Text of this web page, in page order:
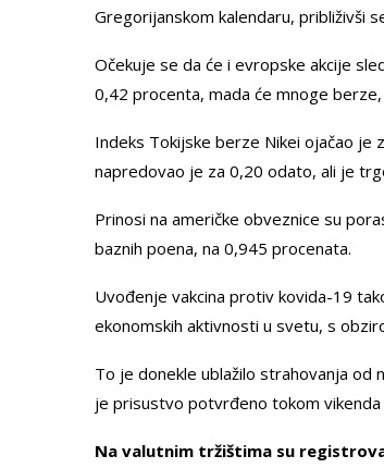
Gregorijanskom kalendaru, približivši
Očekuje se da će i evropske akcije
0,42 procenta, mada će mnoge
Indeks Tokijske berze Nikei ojačao je
napredovao je za 0,20 odato, ali je
Prinosi na američke obveznice su
baznih poena, na 0,945 procenata.
Uvođenje vakcina protiv kovida-19
ekonomskih aktivnosti u svetu, s
To je donekle ublažilo strahovanja od
je prisustvo potvrđeno tokom vikenda
Na valutnim tržištima su